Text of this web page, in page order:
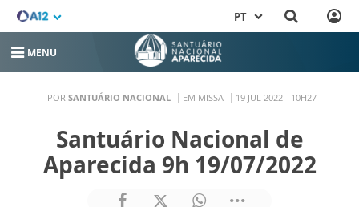
PT
MENU
POR SANTUÁRIO NACIONAL EM MISSA 19 JUL 2022 - 10H27
Santuário Nacional de
Aparecida 9h 19/07/2022